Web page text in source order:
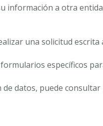
información a otra
una solicitud
específicos
datos, puede